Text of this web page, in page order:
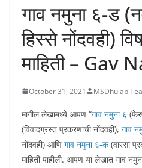
गाव नमुना ६-ड
हिस्से नोंदवही)
माहिती – Gav
October 31, 2021 MSDhulap
मागील लेखामध्ये आपण “गाव नमुना ६
(विवादग्रस्त प्रकरणांची नोंदवही), गाव
नोंदवही) आणि गाव नमुना ६-क(वारसा
माहिती पाहीली. आपण या लेखात गाव